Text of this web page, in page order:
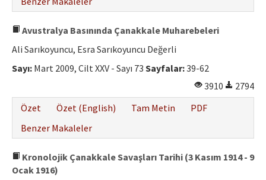
Avustralya Basınında Çanakkale Muharebeleri
Ali Sarıkoyuncu, Esra Sarıkoyuncu Değerli
Sayı: Mart 2009, Cilt XXV - Sayı 73 Sayfalar:39-62
3910
2794
Özet
Özet (English) Tam Metin
PDF
Benzer Makaleler
Kronolojik Çanakkale Savaşları Tarihi (3 Kasım 1914 - 9
Ocak 1916)